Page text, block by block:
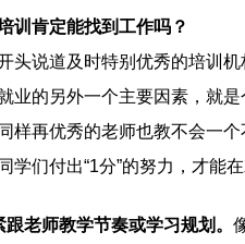
肯定能找到工作吗？
说道及时特别优秀的培训机
业的另外一个主要因素，就
样再优秀的老师也教不会一
学们付出“1分”的努力，才能
跟老师教学节奏或学习规划。